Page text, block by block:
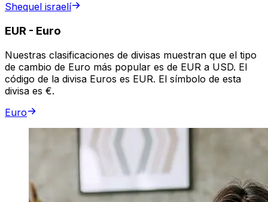
Shequel israelí
EUR - Euro
Nuestras clasificaciones de divisas muestran que el tipo
de cambio de Euro más popular es de EUR a USD. El
código de la divisa Euros es EUR. El símbolo de esta
divisa es €.
Euro